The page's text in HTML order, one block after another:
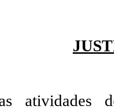
atividades